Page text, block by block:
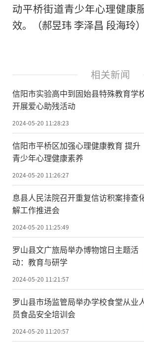
动平桥街道青少年心理健康
效。（郝昱玮 李泽昌 段海玲）
相关新闻
信阳市实验高中到固始县特殊教育学
开展爱心助残活动
2024-05-20 11:28:23
信阳市平桥区加强心理健康教育 提升
青少年心理健康素养
2024-05-20 11:26:27
息县人民法院召开重复信访积案排查
解工作推进会
2024-05-20 11:25:49
​罗山县文广旅局举办博物馆日主题活
动：教育与研学
2024-05-20 11:21:57
罗山县市场监管局举办学校食堂从业
员食品安全培训会
2024-05-20 11:20:57